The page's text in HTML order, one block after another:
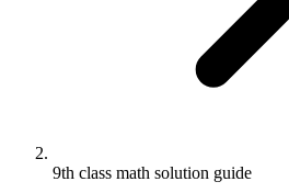
9th class math solution guide